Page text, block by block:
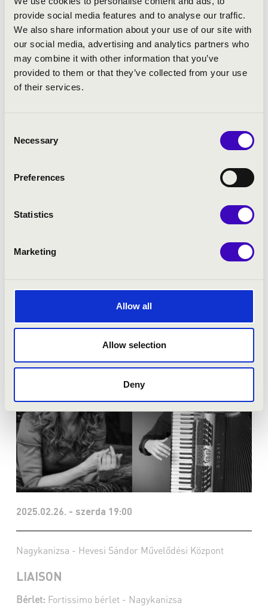
provide social media features and to analyse our traffic.
We also share information about your use of our site with
our social media, advertising and analytics partners who
may combine it with other information that you’ve
provided to them or that they’ve collected from your use
of their services.
Selection
Necessary
Preferences
Statistics
Marketing
Allow all
Allow selection
Deny
Nagykanizsa - Hevesi Sándor Művelődési Központ
ÖSSZHANGZAT
Jegyár:6 900 Ft
2025.02.26. - szerda 19:00
Nagykanizsa - Hevesi Sándor Művelődési Központ
LIAISON
Bérlet: Fortissimo bérlet - Nagykanizsa